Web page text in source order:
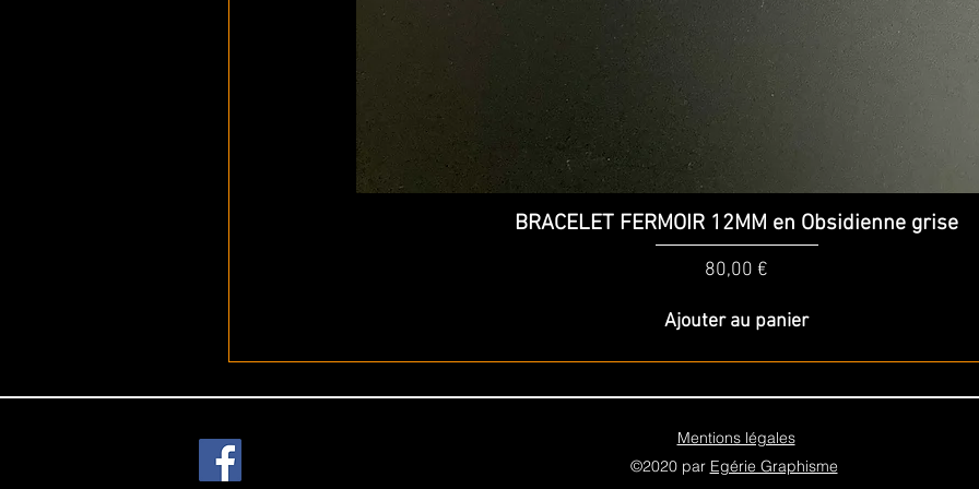
Aperçu rapide
BRACELET FERMOIR 12MM en Obsidienne grise
Prix
80,00 €
Ajouter au panier
Mentions légales
©2020 par Egérie Graphisme